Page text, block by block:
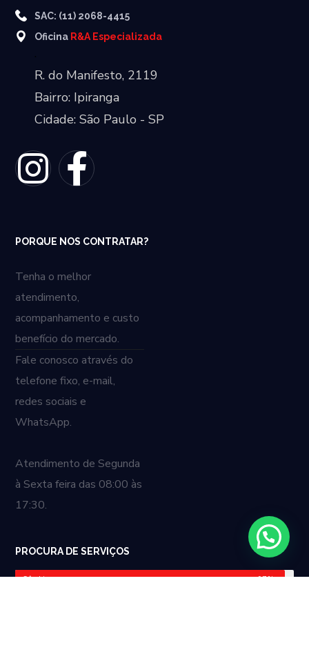
SAC: (11) 2068-4415
Oficina R&A Especializada
.
R. do Manifesto, 2119
Bairro: Ipiranga
Cidade: São Paulo - SP
PORQUE NOS CONTRATAR?
Tenha o melhor
atendimento,
acompanhamento e custo
benefício do mercado.
Fale conosco através do
telefone fixo, e-mail,
redes sociais e
WhatsApp.
Atendimento de Segunda
à Sexta feira das 08:00 às
17:30.
PROCURA DE SERVIÇOS
Câmbio 97%